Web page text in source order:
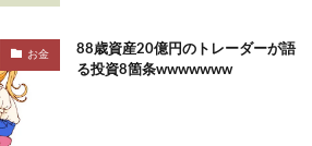
お金
88歳資産20億円のトレーダーが語
る投資8箇条wwwwwww